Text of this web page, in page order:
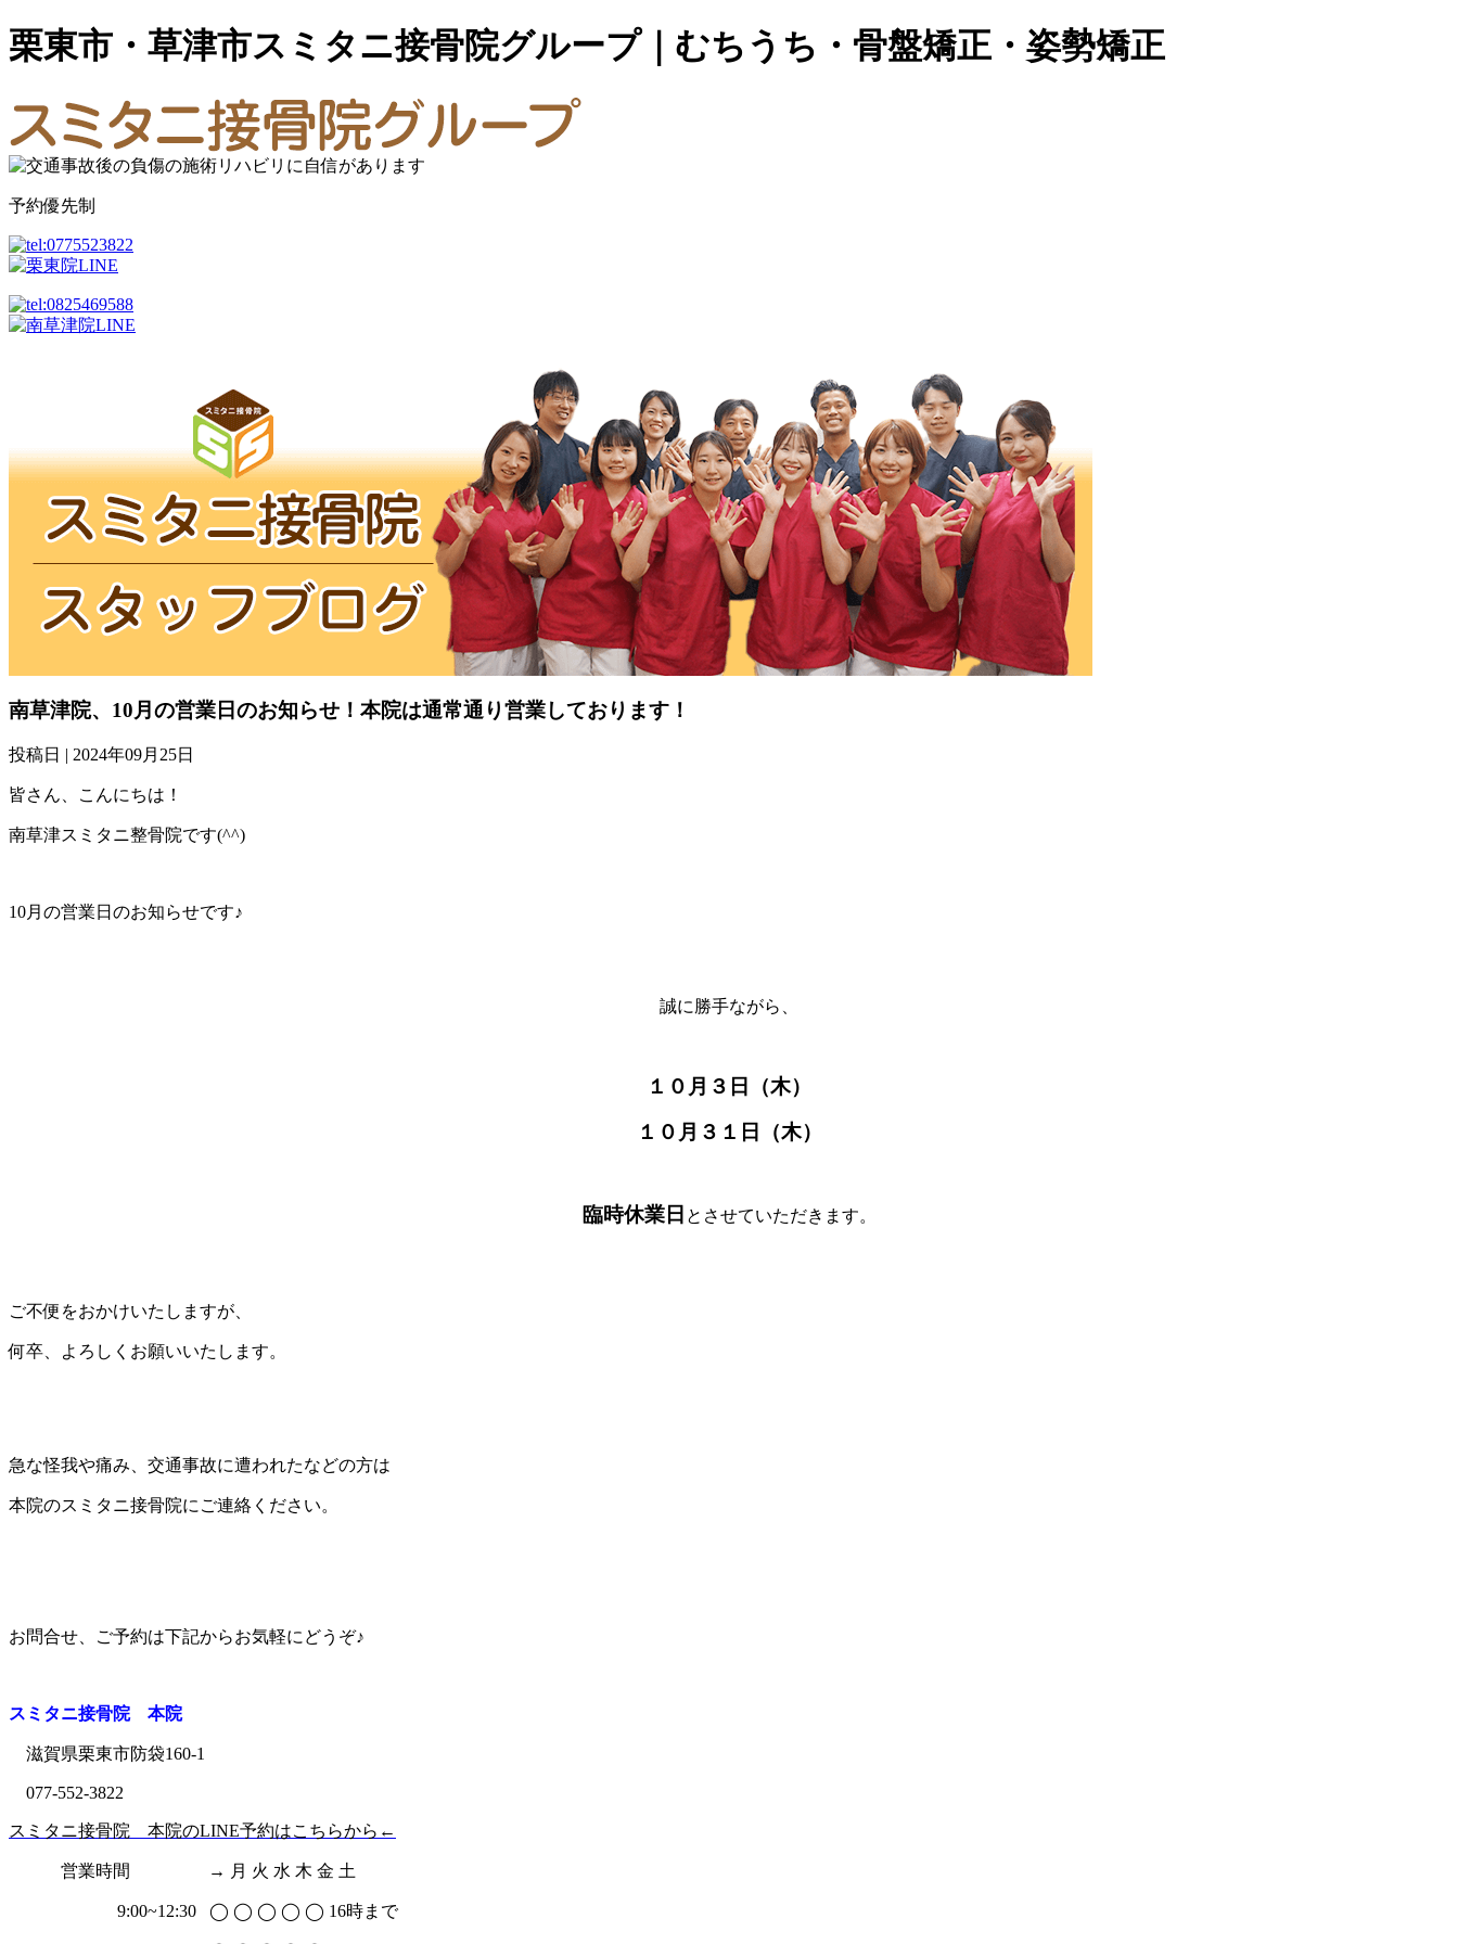
栗東市・草津市スミタニ接骨院グループ｜むちうち・骨盤矯正・姿勢矯正
予約優先制
南草津院、10月の営業日のお知らせ！本院は通常通り営業しております！
投稿日 | 2024年09月25日
皆さん、こんにちは！
南草津スミタニ整骨院です(^^)
10月の営業日のお知らせです♪
誠に勝手ながら、
１０月３日（木）
１０月３１日（木）
臨時休業日 とさせていただきます。
ご不便をおかけいたしますが、
何卒、よろしくお願いいたします。
急な怪我や痛み、交通事故に遭われたなどの方は
本院のスミタニ接骨院にご連絡ください。
お問合せ、ご予約は下記からお気軽にどうぞ♪
スミタニ接骨院 本院
滋賀県栗東市防袋160-1
077-552-3822
スミタニ接骨院 本院のLINE予約はこちらから←
営業時間 → 月 火 水 木 金 土
9:00~12:30 ◯ ◯ ◯ ◯ ◯ 16時まで